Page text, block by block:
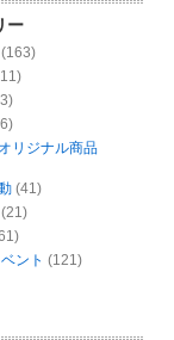
ー
(163)
リジナル商品
(41)
(21)
ント (121)